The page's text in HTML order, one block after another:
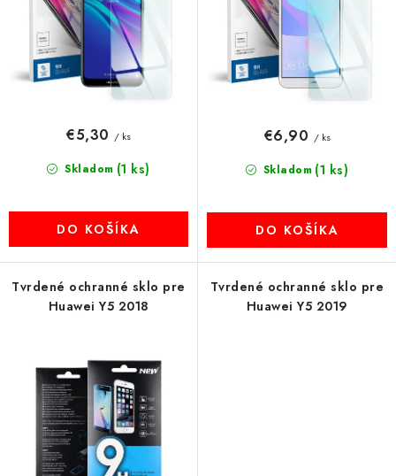
OSTATNÉ PRÍSLUŠENSTVO
VÝPREDAJ
Podmienky ochrany osobných údajov
Reklamácia Kontakty
o
Skladom (1 ks)
€5,30 / ks
DO KOŠÍKA
Skladom (1 ks)
€6,90 / ks
DO KOŠÍKA
Tvrdené ochranné sklo pre
Huawei Y5 2018
Tvrdené ochranné sklo pre
Huawei Y5 2019